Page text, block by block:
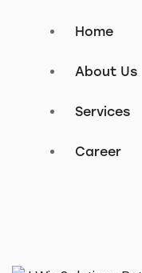
Home
About Us
Services
Career